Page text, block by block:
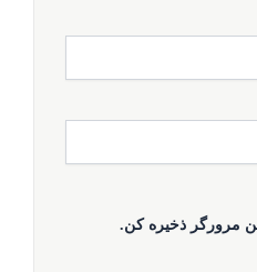
مرورگر ذخیره کن.